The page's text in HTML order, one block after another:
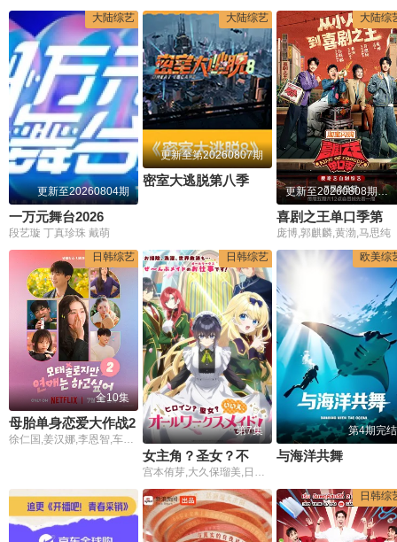
大陆综艺
更新至20260804期
一万元舞台2026
段艺璇 丁真珍珠 戴萌
大陆综艺
更新至第20260807期
密室大逃脱第八季
大陆综
更新至20260808期第6期纯享下集
庞博,郭麒麟,黄渤,马思纯
日韩综艺
全10集
母胎单身恋爱大作战2
徐仁国,姜汉娜,李恩智,车正元
日韩综艺
第7集
宫本侑芽,大久保瑠美,日笠阳子,天崎滉平,小野友树,堀江瞬,仲村宗悟
欧美综
第4期完结
与海洋共舞
日韩综